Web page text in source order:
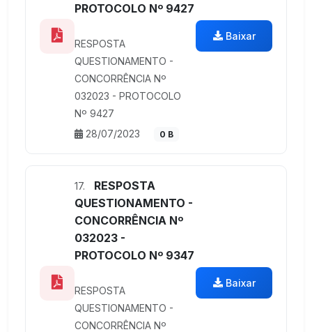
PROTOCOLO Nº 9427
RESPOSTA
QUESTIONAMENTO -
CONCORRÊNCIA Nº
032023 - PROTOCOLO
Nº 9427
28/07/2023
0 B
Baixar
17.
RESPOSTA
QUESTIONAMENTO -
CONCORRÊNCIA Nº
032023 -
PROTOCOLO Nº 9347
RESPOSTA
QUESTIONAMENTO -
CONCORRÊNCIA Nº
Baixar